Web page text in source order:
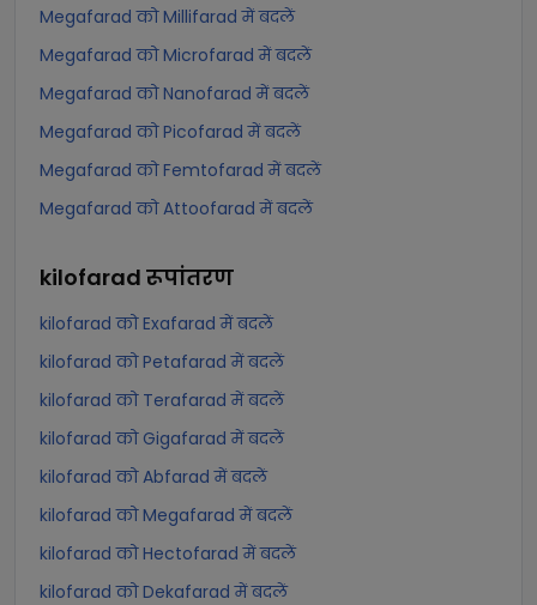
Megafarad को Millifarad में बदलें
Megafarad को Microfarad में बदलें
Megafarad को Nanofarad में बदलें
Megafarad को Picofarad में बदलें
Megafarad को Femtofarad में बदलें
Megafarad को Attoofarad में बदलें
kilofarad रूपांतरण
kilofarad को Exafarad में बदलें
kilofarad को Petafarad में बदलें
kilofarad को Terafarad में बदलें
kilofarad को Gigafarad में बदलें
kilofarad को Abfarad में बदलें
kilofarad को Megafarad में बदलें
kilofarad को Hectofarad में बदलें
kilofarad को Dekafarad में बदलें